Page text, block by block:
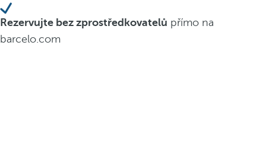
Rezervujte bez zprostředkovatelů přímo na
barcelo.com